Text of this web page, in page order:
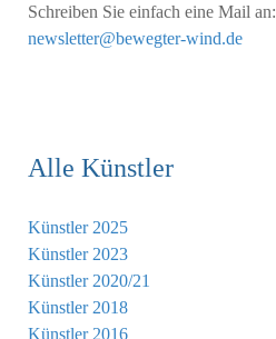
Schreiben Sie einfach eine Mail an:
newsletter@bewegter-wind.de
Alle Künstler
Künstler 2025
Künstler 2023
Künstler 2020/21
Künstler 2018
Künstler 2016